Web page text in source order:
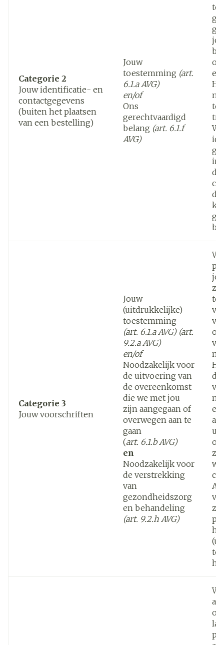
Categorie 2
Jouw identificatie- en
contactgegevens
(buiten het plaatsen
van een bestelling)
Jouw
toestemming (art.
6.1.a AVG)
en/of
Ons
gerechtvaardigd
belang (art. 6.1.f
AVG)
de
Categorie 3
Jouw voorschriften
Jouw
(uitdrukkelijke)
toestemming
(art. 6.1.a AVG) (art.
9.2.a AVG)
en/of
Noodzakelijk voor
de uitvoering van
de overeenkomst
die we met jou
zijn aangegaan of
overwegen aan te
gaan
(art. 6.1.b AVG)
en
Noodzakelijk voor
de verstrekking
van
gezondheidszorg
en behandeling
(art. 9.2.h AVG)
te
af